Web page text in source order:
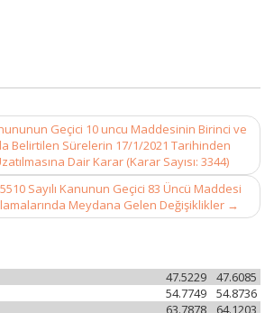
Geçici 10 uncu Maddesinin Birinci ve
Belirtilen Sürelerin 17/1/2021 Tarihinden
Dair Karar (Karar Sayısı: 3344)
Sayılı Kanunun Geçici 83 Üncü Maddesi
Meydana Gelen Değişiklikler →
47.6085
47.5229
54.8736
54.7749
64.1203
63.7878